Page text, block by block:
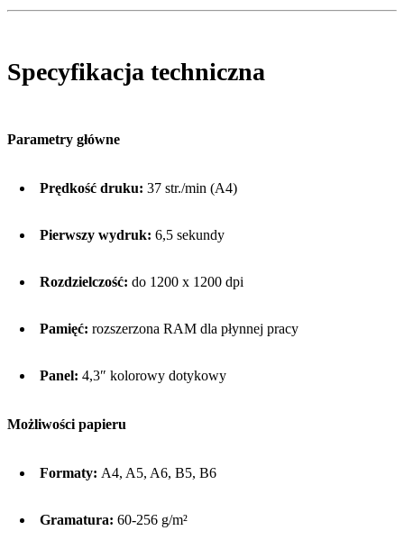
Specyfikacja techniczna
Parametry główne
Prędkość druku: 37 str./min (A4)
Pierwszy wydruk: 6,5 sekundy
Rozdzielczość: do 1200 x 1200 dpi
Pamięć: rozszerzona RAM dla płynnej pracy
Panel: 4,3″ kolorowy dotykowy
Możliwości papieru
Formaty: A4, A5, A6, B5, B6
Gramatura: 60-256 g/m²